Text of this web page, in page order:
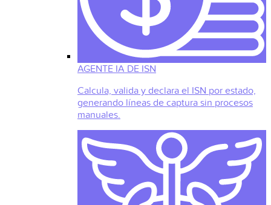
AGENTE IA DE ISN
Calcula, valida y declara el ISN por estado,
generando líneas de captura sin procesos
manuales.